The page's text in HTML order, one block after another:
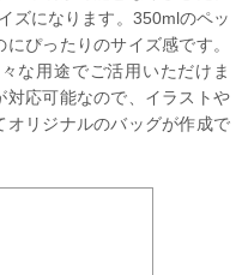
ズになります。350mlのペッ
ぴったりのサイズ感です。
な用途でご活用いただけま
応可能なので、イラストや
オリジナルのバッグが作成で